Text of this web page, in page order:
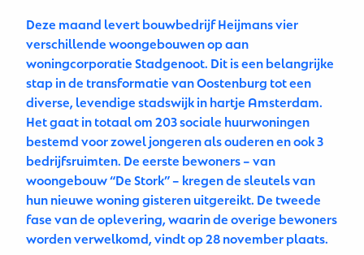
Deze maand levert bouwbedrijf Heijmans vier
verschillende woongebouwen op aan
woningcorporatie Stadgenoot. Dit is een belangrijke
stap in de transformatie van Oostenburg tot een
diverse, levendige stadswijk in hartje Amsterdam.
Het gaat in totaal om 203 sociale huurwoningen
bestemd voor zowel jongeren als ouderen en ook 3
bedrijfsruimten. De eerste bewoners – van
woongebouw “De Stork” – kregen de sleutels van
hun nieuwe woning gisteren uitgereikt. De tweede
fase van de oplevering, waarin de overige bewoners
worden verwelkomd, vindt op 28 november plaats.